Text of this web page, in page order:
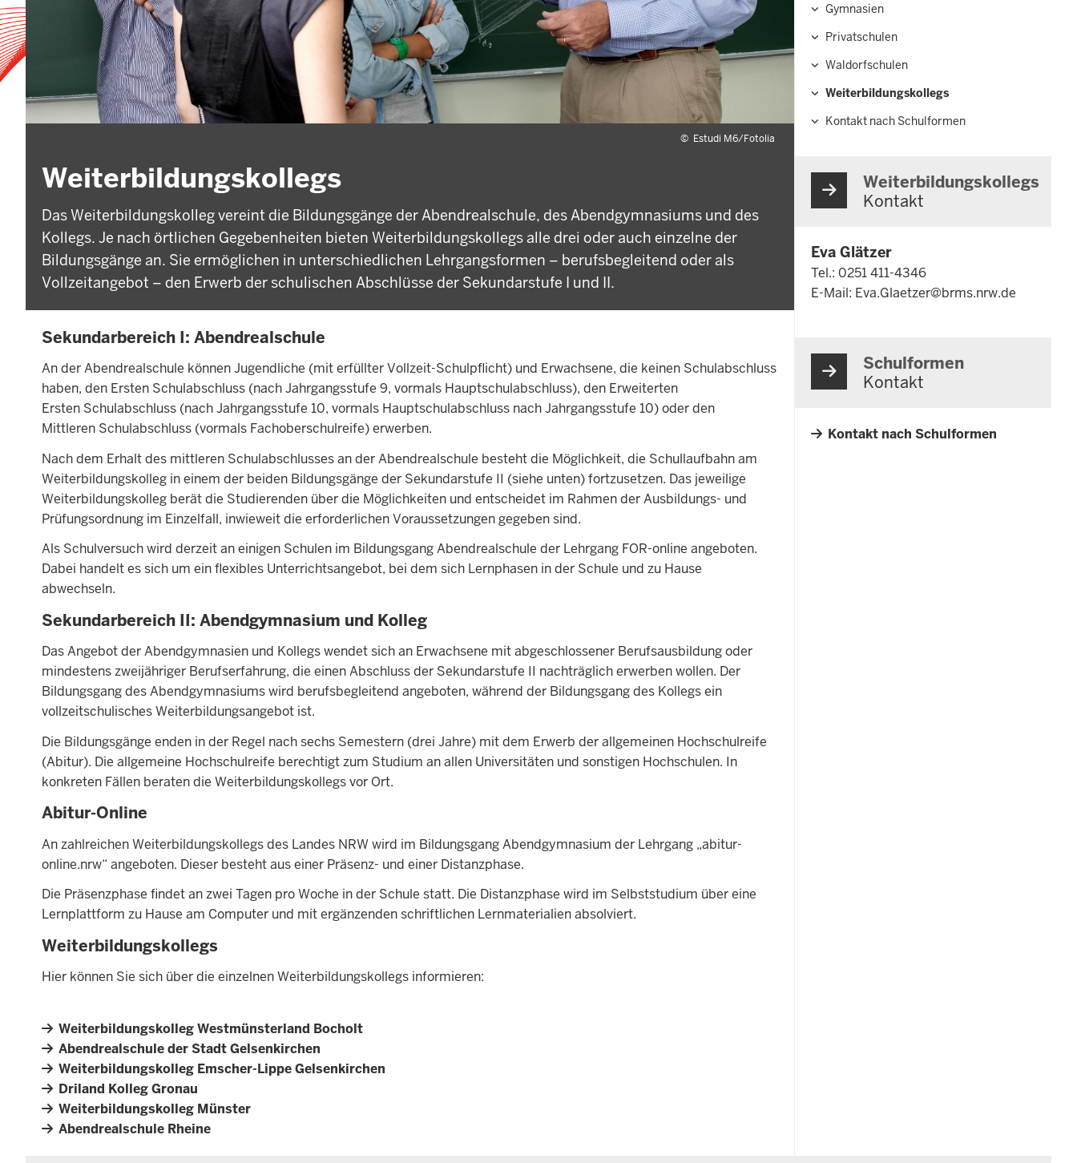
© Estudi M6/Fotolia
Weiterbildungskollegs
Das Weiterbildungskolleg vereint die Bildungsgänge der Abendrealschule, des Abendgymnasiums und des
Kollegs. Je nach örtlichen Gegebenheiten bieten Weiterbildungskollegs alle drei oder auch einzelne der
Bildungsgänge an. Sie ermöglichen in unterschiedlichen Lehrgangsformen – berufsbegleitend oder als
Vollzeitangebot – den Erwerb der schulischen Abschlüsse der Sekundarstufe I und II.
Sekundarbereich I: Abendrealschule
An der Abendrealschule können Jugendliche (mit erfüllter Vollzeit-Schulpflicht) und Erwachsene, die keinen Schulabschluss
haben, den Ersten Schulabschluss (nach Jahrgangsstufe 9, vormals Hauptschulabschluss), den Erweiterten
Ersten Schulabschluss (nach Jahrgangsstufe 10, vormals Hauptschulabschluss nach Jahrgangsstufe 10) oder den
Mittleren Schulabschluss (vormals Fachoberschulreife) erwerben.
Nach dem Erhalt des mittleren Schulabschlusses an der Abendrealschule besteht die Möglichkeit, die Schullaufbahn am
Weiterbildungskolleg in einem der beiden Bildungsgänge der Sekundarstufe II (siehe unten) fortzusetzen. Das jeweilige
Weiterbildungskolleg berät die Studierenden über die Möglichkeiten und entscheidet im Rahmen der Ausbildungs- und
Prüfungsordnung im Einzelfall, inwieweit die erforderlichen Voraussetzungen gegeben sind.
Als Schulversuch wird derzeit an einigen Schulen im Bildungsgang Abendrealschule der Lehrgang FOR-online angeboten.
Dabei handelt es sich um ein flexibles Unterrichtsangebot, bei dem sich Lernphasen in der Schule und zu Hause
abwechseln.
Sekundarbereich II: Abendgymnasium und Kolleg
Das Angebot der Abendgymnasien und Kollegs wendet sich an Erwachsene mit abgeschlossener Berufsausbildung oder
mindestens zweijähriger Berufserfahrung, die einen Abschluss der Sekundarstufe II nachträglich erwerben wollen. Der
Bildungsgang des Abendgymnasiums wird berufsbegleitend angeboten, während der Bildungsgang des Kollegs ein
vollzeitschulisches Weiterbildungsangebot ist.
Die Bildungsgänge enden in der Regel nach sechs Semestern (drei Jahre) mit dem Erwerb der allgemeinen Hochschulreife
(Abitur). Die allgemeine Hochschulreife berechtigt zum Studium an allen Universitäten und sonstigen Hochschulen. In
konkreten Fällen beraten die Weiterbildungskollegs vor Ort.
Abitur-Online
An zahlreichen Weiterbildungskollegs des Landes NRW wird im Bildungsgang Abendgymnasium der Lehrgang „abitur-
online.nrw“ angeboten. Dieser besteht aus einer Präsenz- und einer Distanzphase.
Die Präsenzphase findet an zwei Tagen pro Woche in der Schule statt. Die Distanzphase wird im Selbststudium über eine
Lernplattform zu Hause am Computer und mit ergänzenden schriftlichen Lernmaterialien absolviert.
Weiterbildungskollegs
Hier können Sie sich über die einzelnen Weiterbildungskollegs informieren:
Weiterbildungskolleg Westmünsterland Bocholt
Abendrealschule der Stadt Gelsenkirchen
Weiterbildungskolleg Emscher-Lippe Gelsenkirchen
Driland Kolleg Gronau
Weiterbildungskolleg Münster
Abendrealschule Rheine
Gymnasien
Privatschulen
Waldorfschulen
Weiterbildungskollegs
Kontakt nach Schulformen
Weiterbildungskollegs
Kontakt
Eva Glätzer
Tel.: 0251 411-4346
E-Mail: Eva.Glaetzer@brms.nrw.de
Schulformen
Kontakt
Kontakt nach Schulformen